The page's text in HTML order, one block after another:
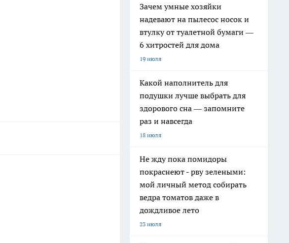
Зачем умные хозяйки
надевают на пылесос носок и
втулку от туалетной бумаги —
6 хитростей для дома
19 июля
Какой наполнитель для
подушки лучше выбрать для
здорового сна — запомните
раз и навсегда
18 июля
Не жду пока помидоры
покраснеют - рву зелеными:
мой личный метод собирать
ведра томатов даже в
дождливое лето
23 июля